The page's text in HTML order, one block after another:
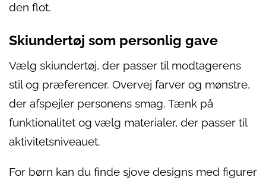
den flot.
Skiundertøj som personlig gave
Vælg skiundertøj, der passer til modtagerens
stil og præferencer. Overvej farver og mønstre,
der afspejler personens smag. Tænk på
funktionalitet og vælg materialer, der passer til
aktivitetsniveauet.
For børn kan du finde sjove designs med figurer